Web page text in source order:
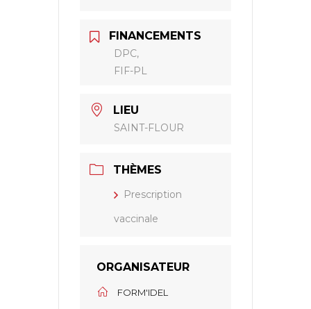
FINANCEMENTS
DPC,
FIF-PL
LIEU
SAINT-FLOUR
THÈMES
Prescription
vaccinale
ORGANISATEUR
FORM'IDEL